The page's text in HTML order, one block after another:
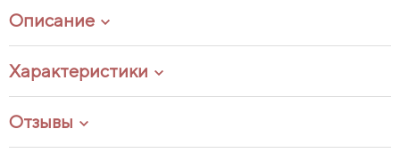
Описание
Характеристики
Отзывы